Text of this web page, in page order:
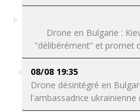
Drone en Bulgarie :
"délibérément" et promet
08/08 19:35
Drone désintégré en
l'ambassadrice